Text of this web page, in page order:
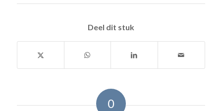
Deel dit stuk
0